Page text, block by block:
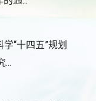
“十四五”规划
...